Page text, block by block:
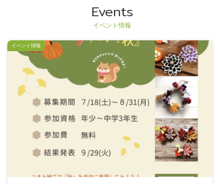
Events
イベント情報
イベント情報